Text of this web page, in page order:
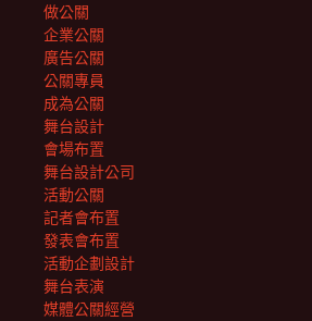
做公關
企業公關
廣告公關
公關專員
成為公關
舞台設計
會場布置
舞台設計公司
活動公關
記者會布置
發表會布置
活動企劃設計
舞台表演
媒體公關經營